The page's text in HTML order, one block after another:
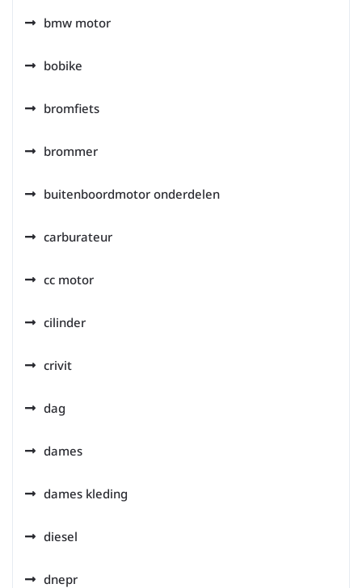
bmw motor
bobike
bromfiets
brommer
buitenboordmotor onderdelen
carburateur
cc motor
cilinder
crivit
dag
dames
dames kleding
diesel
dnepr